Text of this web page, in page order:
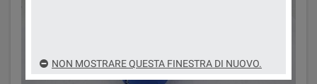
NON MOSTRARE QUESTA FINESTRA DI NUOVO.